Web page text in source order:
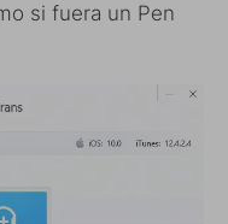
si fuera un Pen